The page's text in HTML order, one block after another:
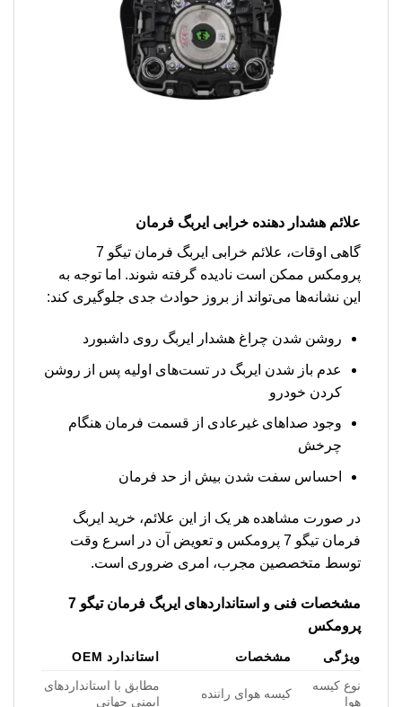
علائم هشدار دهنده خرابی ایربگ فرمان
گاهی اوقات، علائم خرابی ایربگ فرمان تیگو 7
پرومکس ممکن است نادیده گرفته شوند. اما توجه به
این نشانه‌ها می‌تواند از بروز حوادث جدی جلوگیری کند:
روشن شدن چراغ هشدار ایربگ روی داشبورد
عدم باز شدن ایربگ در تست‌های اولیه پس از روشن
کردن خودرو
وجود صداهای غیرعادی از قسمت فرمان هنگام
چرخش
احساس سفت شدن بیش از حد فرمان
در صورت مشاهده هر یک از این علائم، خرید ایربگ
فرمان تیگو 7 پرومکس و تعویض آن در اسرع وقت
توسط متخصصین مجرب، امری ضروری است.
مشخصات فنی و استانداردهای ایربگ فرمان تیگو 7
پرومکس
ویژگی مشخصات
استاندارد OEM
نوع کیسه
هوا
کیسه هوای راننده
مطابق با استانداردهای
ایمنی جهانی